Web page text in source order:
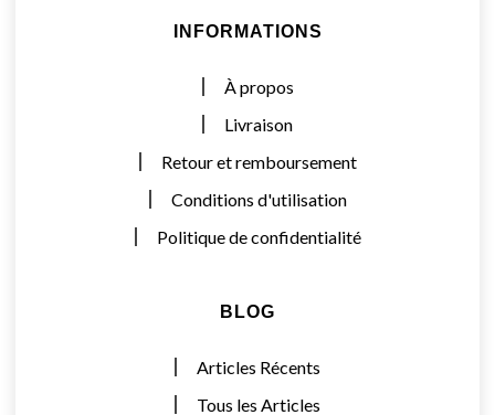
INFORMATIONS
À propos
Livraison
Retour et remboursement
Conditions d'utilisation
Politique de confidentialité
BLOG
Articles Récents
Tous les Articles